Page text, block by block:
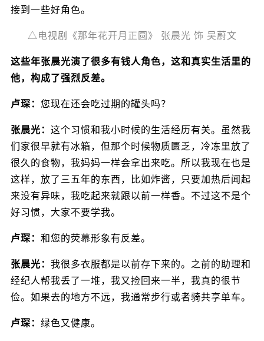
接到一些好角色。
△电视剧《那年花开月正圆》 张晨光 饰 吴蔚文
这些年张晨光演了很多有钱人角色，这和真实生活里的
他，构成了强烈反差。
卢琛： 您现在还会吃过期的罐头吗？
张晨光： 这个习惯和我小时候的生活经历有关。虽然我
们家很早就有冰箱，但那个时候物质匮乏，冷冻里放了
很久的食物，我妈妈一样会拿出来吃。所以我现在也是
这样，放了三五年的东西，比如炸酱，只要加热后闻起
来没有异味，我吃起来就跟以前一样香。不过这不是个
好习惯，大家不要学我。
卢琛： 和您的荧幕形象有反差。
张晨光： 我很多衣服都是以前存下来的。之前的助理和
经纪人帮我丢了一堆，我又捡回来一半，我真的很节
俭。如果去的地方不远，我通常步行或者骑共享单车。
卢琛： 绿色又健康。